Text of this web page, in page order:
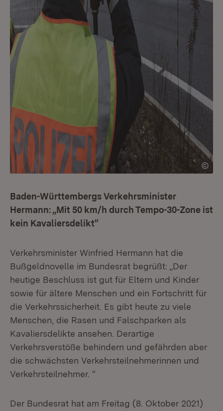
Baden-Württembergs Verkehrsminister
Hermann: „Mit 50 km/h durch Tempo-30-Zone ist
kein Kavaliersdelikt“
Verkehrsminister Winfried Hermann hat die
Bußgeldnovelle im Bundesrat begrüßt: „Der
heutige Beschluss ist gut für Eltern und Kinder
sowie für ältere Menschen und ein Fortschritt für
die Verkehrssicherheit. Es gibt heute zu viele
Menschen, die Rasen und Falschparken als
Kavaliersdelikte ansehen. Derartige
Verkehrsverstöße behindern und gefährden aber
die schwächsten Verkehrsteilnehmerinnen und
Verkehrsteilnehmer. “
Der Bundesrat hat am Freitag (8. Oktober 2021)